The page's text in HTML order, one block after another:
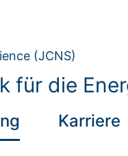
(JCNS)
für die
Karriere